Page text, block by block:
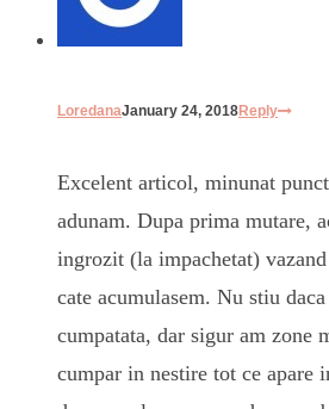
LoredanaJanuary 24, 2018Reply
Excelent articol, minunat
adunam. Dupa prima mutare,
ingrozit (la impachetat) vazand
cate acumulasem. Nu stiu
cumpatata, dar sigur am zone
cumpar in nestire tot ce apare